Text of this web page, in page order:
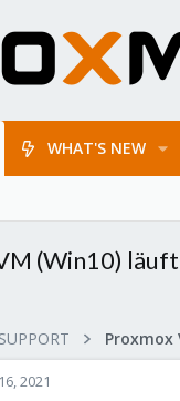
WHAT'S NEW
(Win10)
Proxmox
2021